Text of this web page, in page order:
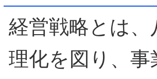
経営戦略とは
理化を図り、